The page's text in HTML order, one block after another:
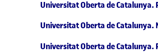
Universitat Oberta de Catalunya.
Universitat Oberta de Catalunya.
Universitat Oberta de Catalunya.